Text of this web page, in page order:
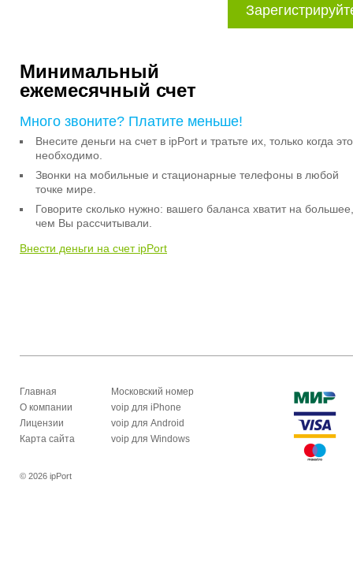
Минимальный
ежемесячный счет
Много звоните? Платите меньше!
Внесите деньги на счет в ipPort и тратьте их, только когда это
необходимо.
Звонки на мобильные и стационарные телефоны в любой
точке мире.
Говорите сколько нужно: вашего баланса хватит на большее,
чем Вы рассчитывали.
Внести деньги на счет ipPort
Главная
О компании
Лицензии
Карта сайта
Московский номер
voip для iPhone
voip для Android
voip для Windows
© 2026 ipPort